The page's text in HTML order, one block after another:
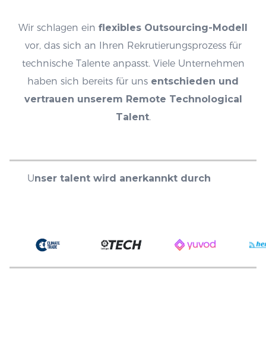
Wir schlagen ein flexibles Outsourcing-Modell
vor, das sich an Ihren Rekrutierungsprozess für
technische Talente anpasst. Viele Unternehmen
haben sich bereits für uns entschieden und
vertrauen unserem Remote Technological
Talent.
Unser talent wird anerkannkt durch